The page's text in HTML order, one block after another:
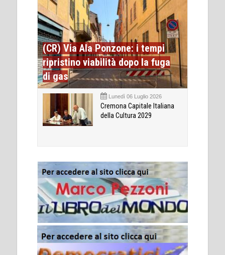
(CR) Via Ala Ponzone: i tempi
ripristino viabilità dopo la fuga
di gas
Lunedì 06 Luglio 2026
Cremona Capitale Italiana
della Cultura 2029